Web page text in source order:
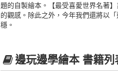
題的自製繪本。【最受喜愛世界名著
的觀感。除此之外，今年我們還將以
穩。
邊玩邊學繪本 書籍列